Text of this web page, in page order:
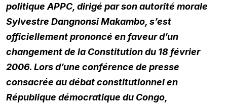
politique APPC, dirigé par son autorité morale
Sylvestre Dangnonsi Makambo, s’est
officiellement prononcé en faveur d’un
changement de la Constitution du 18 février
2006. Lors d’une conférence de presse
consacrée au débat constitutionnel en
République démocratique du Congo,